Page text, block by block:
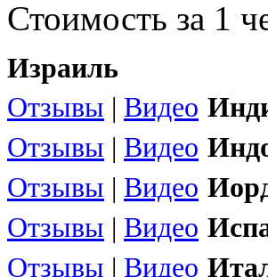
Стоимость за 1
Израиль
Отзывы | Видео
Отзывы | Видео
Отзывы | Видео
Отзывы | Видео
Отзывы | Видео